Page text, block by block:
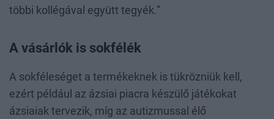
többi kollégával együtt tegyék.”
A vásárlók is sokfélék
A sokféleséget a termékeknek is tükrözniük kell,
ezért például az ázsiai piacra készülő játékokat
ázsiaiak tervezik, míg az autizmussal élő